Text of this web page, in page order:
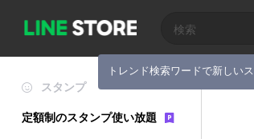
トレンド検索ワードで新しい
スタンプ
定額制のスタンプ使い放題